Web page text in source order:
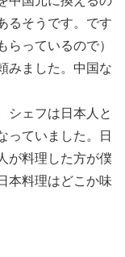
るそうです。です
っているので）
みました。中国な
シェフは日本人と
っていました。日
が料理した方が僕
本料理はどこか味